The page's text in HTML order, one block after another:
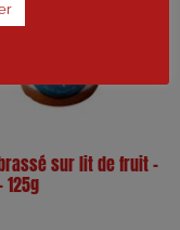
sur lit de fruit –
125g